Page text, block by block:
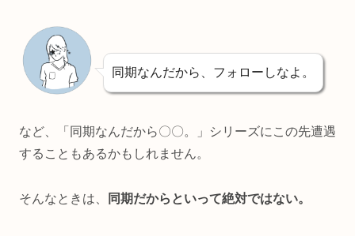
同期なんだから、フォローしなよ。
など、「同期なんだから〇〇。」シリーズにこの先遭遇
することもあるかもしれません。
そんなときは、 同期だからといって絶対ではない。